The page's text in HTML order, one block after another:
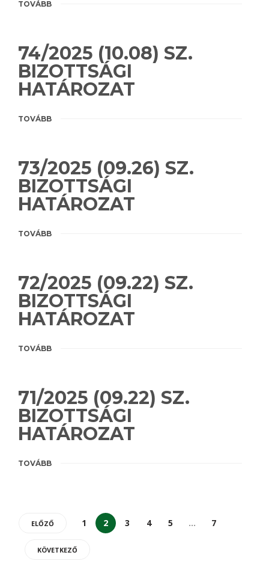
TOVÁBB
74/2025 (10.08) SZ.
BIZOTTSÁGI
HATÁROZAT
TOVÁBB
73/2025 (09.26) SZ.
BIZOTTSÁGI
HATÁROZAT
TOVÁBB
72/2025 (09.22) SZ.
BIZOTTSÁGI
HATÁROZAT
TOVÁBB
71/2025 (09.22) SZ.
BIZOTTSÁGI
HATÁROZAT
TOVÁBB
ELŐZŐ 1 2 3 4 5 … 7
KÖVETKEZŐ